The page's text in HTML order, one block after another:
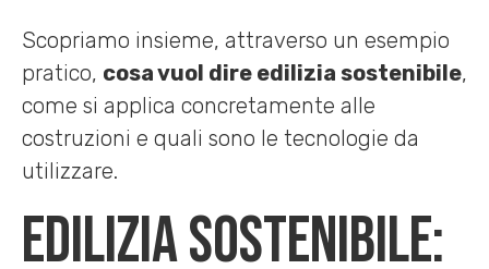
Scopriamo insieme, attraverso un esempio
pratico, cosa vuol dire edilizia sostenibile,
come si applica concretamente alle
costruzioni e quali sono le tecnologie da
utilizzare.
Edilizia sostenibile: